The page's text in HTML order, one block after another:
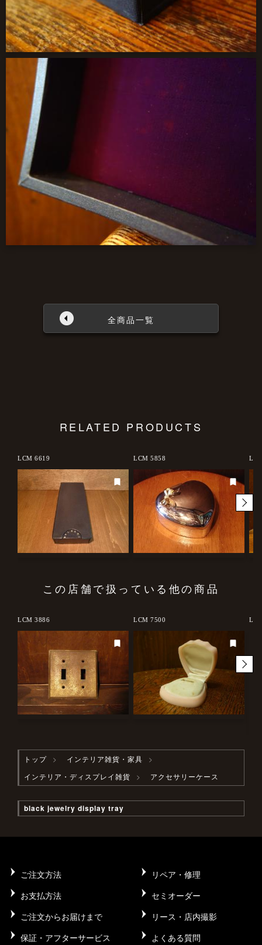
全商品一覧
RELATED PRODUCTS
LCM 6619 LCM 5858
この店舗で扱っている他の商品
LCM 3886 LCM 7500
トップ
インテリア雑貨・家具
インテリア・ディスプレイ雑貨
アクセサリーケース
black jewelry display tray
ご注文方法
リペア・修理
お支払方法
セミオーダー
ご注文からお届けまで
リース・店内撮影
保証・アフターサービス
よくある質問